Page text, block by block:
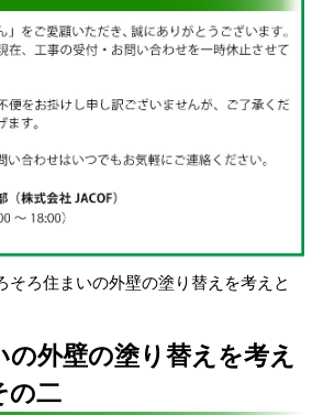
そろ住まいの外壁の塗り替えを考えと
外壁の塗り替えを考え
の二